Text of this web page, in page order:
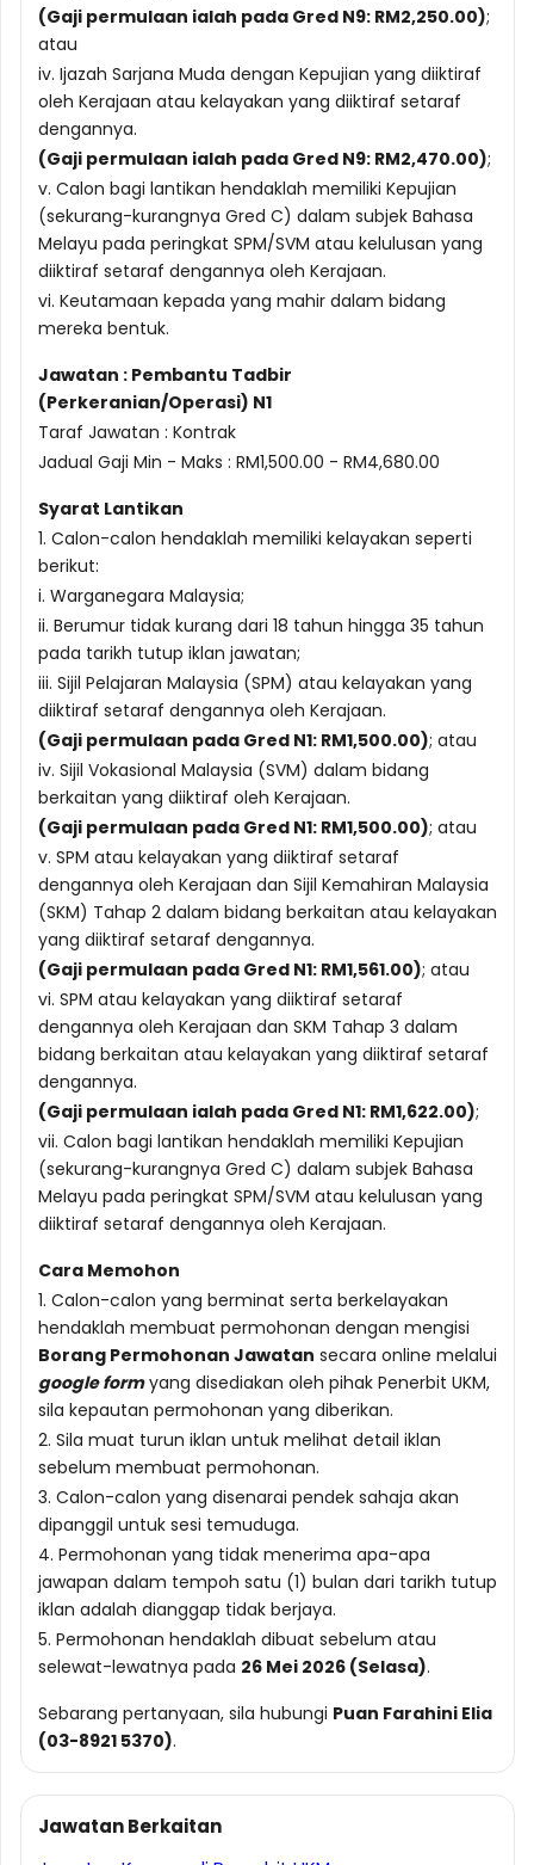
(Gaji permulaan ialah pada Gred N9: RM2,250.00);
atau
iv. Ijazah Sarjana Muda dengan Kepujian yang diiktiraf
oleh Kerajaan atau kelayakan yang diiktiraf setaraf
dengannya.
(Gaji permulaan ialah pada Gred N9: RM2,470.00);
v. Calon bagi lantikan hendaklah memiliki Kepujian
(sekurang-kurangnya Gred C) dalam subjek Bahasa
Melayu pada peringkat SPM/SVM atau kelulusan yang
diiktiraf setaraf dengannya oleh Kerajaan.
vi. Keutamaan kepada yang mahir dalam bidang
mereka bentuk.
Jawatan : Pembantu Tadbir
(Perkeranian/Operasi) N1
Taraf Jawatan : Kontrak
Jadual Gaji Min - Maks : RM1,500.00 - RM4,680.00
Syarat Lantikan
1. Calon-calon hendaklah memiliki kelayakan seperti
berikut:
i. Warganegara Malaysia;
ii. Berumur tidak kurang dari 18 tahun hingga 35 tahun
pada tarikh tutup iklan jawatan;
iii. Sijil Pelajaran Malaysia (SPM) atau kelayakan yang
diiktiraf setaraf dengannya oleh Kerajaan.
(Gaji permulaan pada Gred N1: RM1,500.00); atau
iv. Sijil Vokasional Malaysia (SVM) dalam bidang
berkaitan yang diiktiraf oleh Kerajaan.
(Gaji permulaan pada Gred N1: RM1,500.00); atau
v. SPM atau kelayakan yang diiktiraf setaraf
dengannya oleh Kerajaan dan Sijil Kemahiran Malaysia
(SKM) Tahap 2 dalam bidang berkaitan atau kelayakan
yang diiktiraf setaraf dengannya.
(Gaji permulaan pada Gred N1: RM1,561.00); atau
vi. SPM atau kelayakan yang diiktiraf setaraf
dengannya oleh Kerajaan dan SKM Tahap 3 dalam
bidang berkaitan atau kelayakan yang diiktiraf setaraf
dengannya.
(Gaji permulaan ialah pada Gred N1: RM1,622.00);
vii. Calon bagi lantikan hendaklah memiliki Kepujian
(sekurang-kurangnya Gred C) dalam subjek Bahasa
Melayu pada peringkat SPM/SVM atau kelulusan yang
diiktiraf setaraf dengannya oleh Kerajaan.
Cara Memohon
1. Calon-calon yang berminat serta berkelayakan
hendaklah membuat permohonan dengan mengisi
Borang Permohonan Jawatan secara online melalui
google formyang disediakan oleh pihak Penerbit UKM,
sila kepautan permohonan yang diberikan.
2. Sila muat turun iklan untuk melihat detail iklan
sebelum membuat permohonan.
3. Calon-calon yang disenarai pendek sahaja akan
dipanggil untuk sesi temuduga.
4. Permohonan yang tidak menerima apa-apa
jawapan dalam tempoh satu (1) bulan dari tarikh tutup
iklan adalah dianggap tidak berjaya.
5. Permohonan hendaklah dibuat sebelum atau
selewat-lewatnya pada 26 Mei 2026 (Selasa).
Sebarang pertanyaan, sila hubungi Puan Farahini Elia
(03-8921 5370).
Jawatan Berkaitan